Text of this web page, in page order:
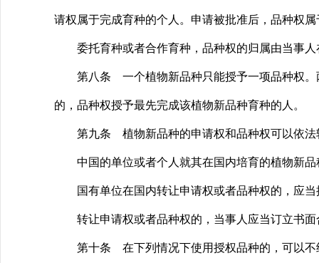
请权属于完成育种的个人。申请被批准后，品种权
委托育种或者合作育种，品种权的归属由当事人
第八条 一个植物新品种只能授予一项品种权。
的，品种权授予最先完成该植物新品种育种的人。
第九条 植物新品种的申请权和品种权可以依法
中国的单位或者个人就其在国内培育的植物新品
国有单位在国内转让申请权或者品种权的，应当
转让申请权或者品种权的，当事人应当订立书面
第十条 在下列情况下使用授权品种的，可以不